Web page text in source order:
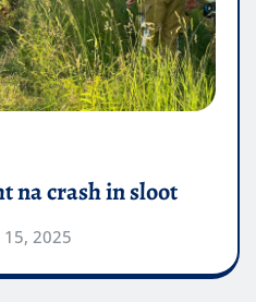
na crash in sloot
15, 2025